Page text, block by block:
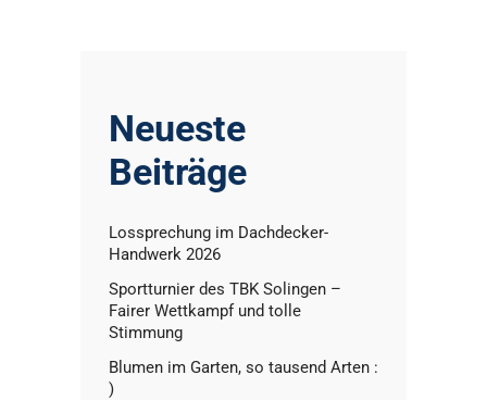
Neueste
Beiträge
Lossprechung im Dachdecker-
Handwerk 2026
Sportturnier des TBK Solingen –
Fairer Wettkampf und tolle
Stimmung
Blumen im Garten, so tausend Arten :
)